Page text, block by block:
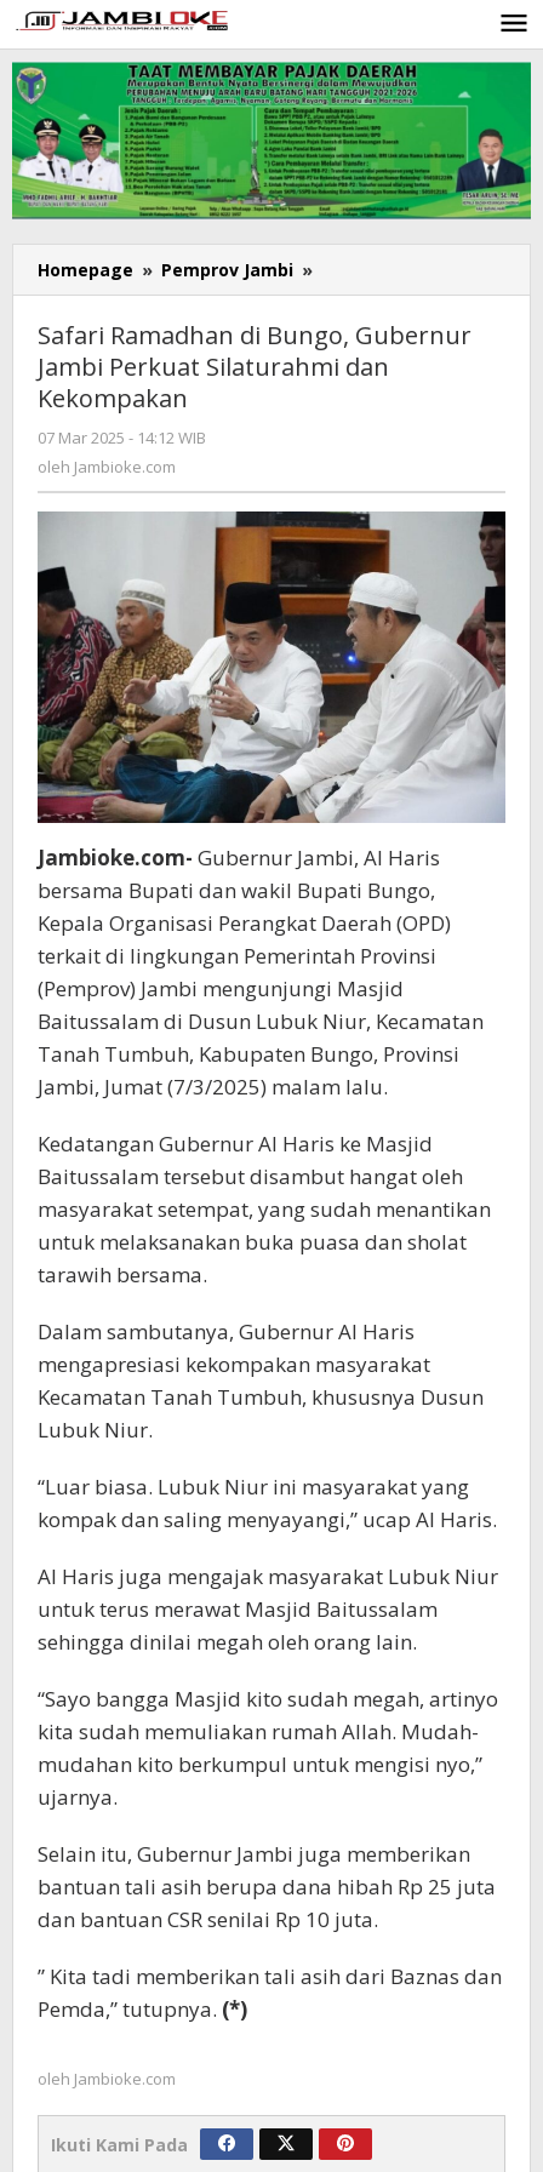
Lewati
ke
konten
Homepage » Pemprov Jambi »
Ramadhan
Bungo,
Gubernur
Kekompakan
Safari Ramadhan di Bungo, Gubernur
Jambi Perkuat Silaturahmi dan
Kekompakan
07 Mar 2025 - 14:12 WIB
oleh Jambioke.com
Jambioke.com- Gubernur Jambi, Al Haris
bersama Bupati dan wakil Bupati Bungo,
Kepala Organisasi Perangkat Daerah (OPD)
terkait di lingkungan Pemerintah Provinsi
(Pemprov) Jambi mengunjungi Masjid
Baitussalam di Dusun Lubuk Niur, Kecamatan
Tanah Tumbuh, Kabupaten Bungo, Provinsi
Jambi, Jumat (7/3/2025) malam lalu.
Kedatangan Gubernur Al Haris ke Masjid
Baitussalam tersebut disambut hangat oleh
masyarakat setempat, yang sudah menantikan
untuk melaksanakan buka puasa dan sholat
tarawih bersama.
Dalam sambutanya, Gubernur Al Haris
mengapresiasi kekompakan masyarakat
Kecamatan Tanah Tumbuh, khususnya Dusun
Lubuk Niur.
“Luar biasa. Lubuk Niur ini masyarakat yang
kompak dan saling menyayangi,” ucap Al Haris.
Al Haris juga mengajak masyarakat Lubuk Niur
untuk terus merawat Masjid Baitussalam
sehingga dinilai megah oleh orang lain.
“Sayo bangga Masjid kito sudah megah, artinyo
kita sudah memuliakan rumah Allah. Mudah-
mudahan kito berkumpul untuk mengisi nyo,”
ujarnya.
Selain itu, Gubernur Jambi juga memberikan
bantuan tali asih berupa dana hibah Rp 25 juta
dan bantuan CSR senilai Rp 10 juta.
” Kita tadi memberikan tali asih dari Baznas dan
Pemda,” tutupnya. (*)
oleh Jambioke.com
Ikuti Kami Pada